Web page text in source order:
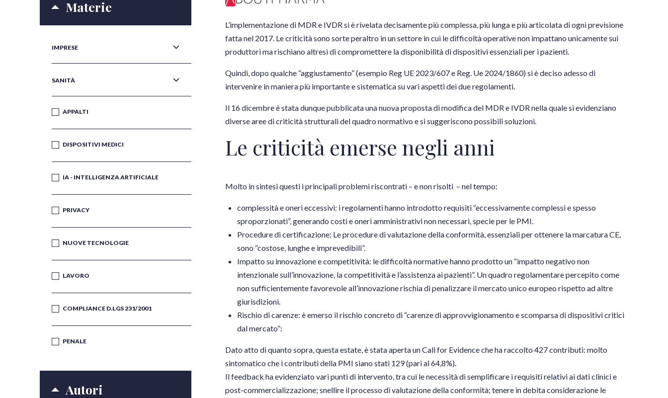
Materie
IMPRESE
SANITÀ
APPALTI
DISPOSITIVI MEDICI
IA - INTELLIGENZA ARTIFICIALE
PRIVACY
NUOVE TECNOLOGIE
LAVORO
COMPLIANCE D.LGS 231/2001
PENALE
Autori
L’implementazione di MDR e IVDR si è rivelata decisamente più complessa, più lunga e più articolata di ogni previsione
fatta nel 2017. Le criticità sono sorte peraltro in un settore in cui le difficoltà operative non impattano unicamente sui
produttori ma rischiano altresì di compromettere la disponibilità di dispositivi essenziali per i pazienti.
Quindi, dopo qualche “aggiustamento” (esempio Reg UE 2023/607 e Reg. Ue 2024/1860) si è deciso adesso di
intervenire in maniera più importante e sistematica su vari aspetti dei due regolamenti.
Il 16 dicembre è stata dunque pubblicata unanuova proposta di modificadel MDR e IVDR nella quale si evidenziano
diverse aree di criticità strutturali del quadro normativo e si suggeriscono possibili soluzioni.
Le criticità emerse negli anni
Molto in sintesi questi i principali problemi riscontrati – e non risolti – nel tempo:
complessità e oneri eccessivi: i regolamenti hanno introdotto requisiti “eccessivamente complessi e spesso
sproporzionati”, generando costi e oneri amministrativi non necessari, specie per le PMI.
Procedure di certificazione: Le procedure di valutazione della conformità, essenziali per ottenere la marcatura CE,
sono “costose, lunghe e imprevedibili”.
Impatto su innovazione e competitività: le difficoltà normative hanno prodotto un “impatto negativo non
intenzionale sull’innovazione, la competitività e l’assistenza ai pazienti”. Un quadro regolamentare percepito come
non sufficientemente favorevole all’innovazione rischia di penalizzare il mercato unico europeo rispetto ad altre
giurisdizioni.
Rischio di carenze: è emerso il rischio concreto di “carenze di approvvigionamento e scomparsa di dispositivi critici
dal mercato”:
Dato atto di quanto sopra, questa estate, è stata aperta un Call for Evidence che ha raccolto 427 contributi: molto
sintomatico che i contributi della PMI siano stati 129 (pari al 64,8%).
Il feedback ha evidenziato vari punti di intervento, tra cui le necessità di semplificare i requisiti relativi ai dati clinici e
post-commercializzazione; snellire il processo di valutazione della conformità; tenere in debita considerazione le